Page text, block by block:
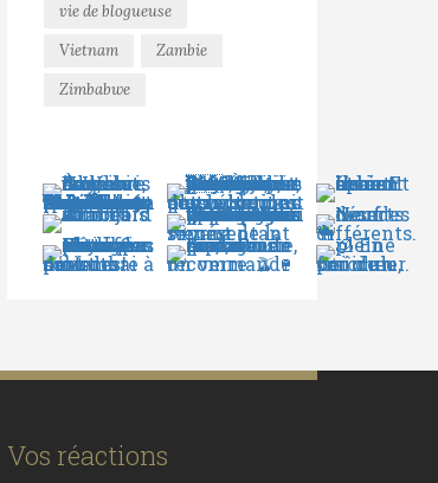
vie de blogueuse
Vietnam
Zambie
Zimbabwe
Vos réactions